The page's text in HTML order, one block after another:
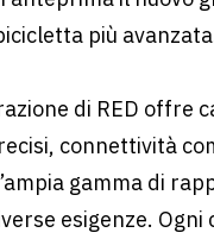
più
di RED offre
connettività
gamma di
esigenze. Ogni